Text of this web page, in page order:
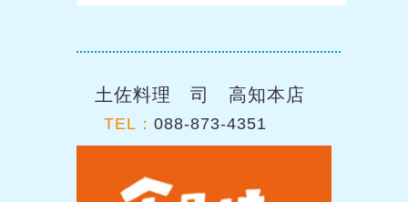
土佐料理 司 高知本店
TEL： 088-873-4351